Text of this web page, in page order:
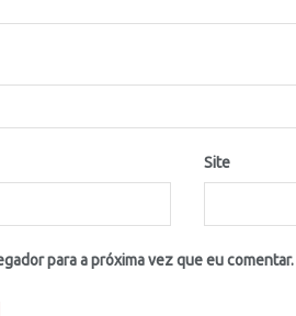
Site
para a próxima vez que eu comentar.